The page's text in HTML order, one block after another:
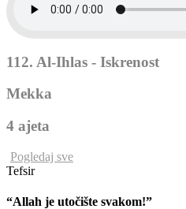
112. Al-Ihlas - Iskrenost
Mekka
4 ajeta
Pogledaj sve
Tefsir
“Allah je utočište svakom!”